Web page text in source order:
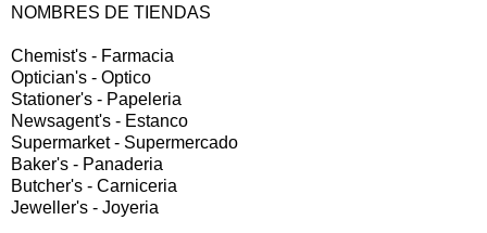
NOMBRES DE TIENDAS
Chemist's - Farmacia
Optician's - Optico
Stationer's - Papeleria
Newsagent's - Estanco
Supermarket - Supermercado
Baker's - Panaderia
Butcher's - Carniceria
Jeweller's - Joyeria